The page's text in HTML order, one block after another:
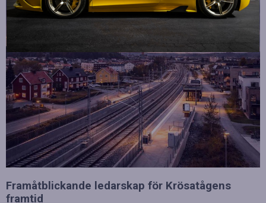
Framåtblickande ledarskap för Krösatågens
framtid